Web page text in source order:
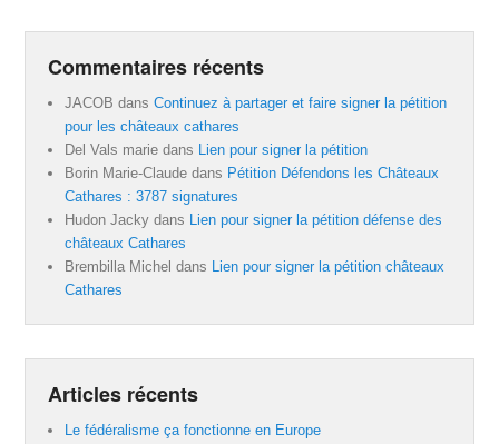
Commentaires récents
JACOB dansContinuez à partager et faire signer la pétition
pour les châteaux cathares
Del Vals marie dans Lien pour signer la pétition
Borin Marie-Claude dans Pétition Défendons les Châteaux
Cathares : 3787 signatures
Hudon Jacky dans Lien pour signer la pétition défense des
châteaux Cathares
Brembilla Michel dans Lien pour signer la pétition châteaux
Cathares
Articles récents
Le fédéralisme ça fonctionne en Europe